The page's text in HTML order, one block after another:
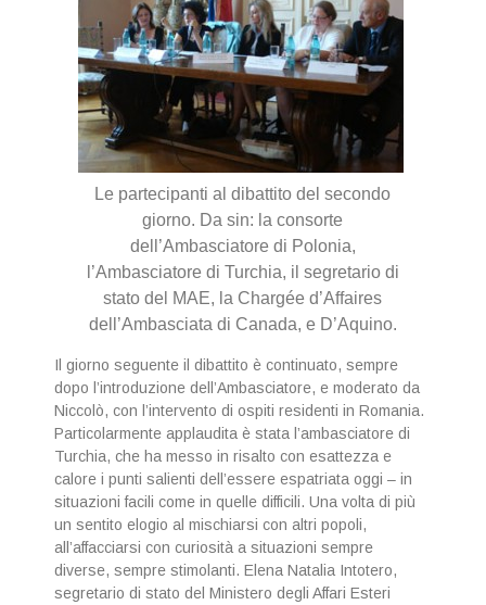
Le partecipanti al dibattito del secondo
giorno. Da sin: la consorte
dell’Ambasciatore di Polonia,
l’Ambasciatore di Turchia, il segretario di
stato del MAE, la Chargée d’Affaires
dell’Ambasciata di Canada, e D’Aquino.
Il giorno seguente il dibattito è continuato, sempre
dopo l’introduzione dell’Ambasciatore, e moderato da
Niccolò, con l’intervento di ospiti residenti in Romania.
Particolarmente applaudita è stata l’ambasciatore di
Turchia, che ha messo in risalto con esattezza e
calore i punti salienti dell’essere espatriata oggi – in
situazioni facili come in quelle difficili. Una volta di più
un sentito elogio al mischiarsi con altri popoli,
all’affacciarsi con curiosità a situazioni sempre
diverse, sempre stimolanti. Elena Natalia Intotero,
segretario di stato del Ministero degli Affari Esteri